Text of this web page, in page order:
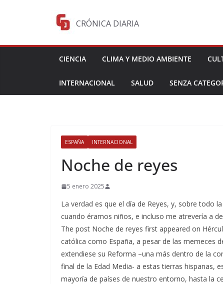
CRÓNICA DIARIA
CIENCIA CLIMA Y MEDIO AMBIENTE
INTERNACIONAL SALUD SENZA
ESPAÑA INTERNACIONAL
Noche de reyes
5 enero 2025
La verdad es que el día de Reyes, y, sobre todo
cuando éramos niños, e incluso me atrevería a
The post Noche de reyes first appeared on
católica como España, a pesar de las memeces
extendiese su Reforma –una más dentro de la
final de la Edad Media- a estas tierras hispanas,
mayoría de países de nuestro entorno, hasta la